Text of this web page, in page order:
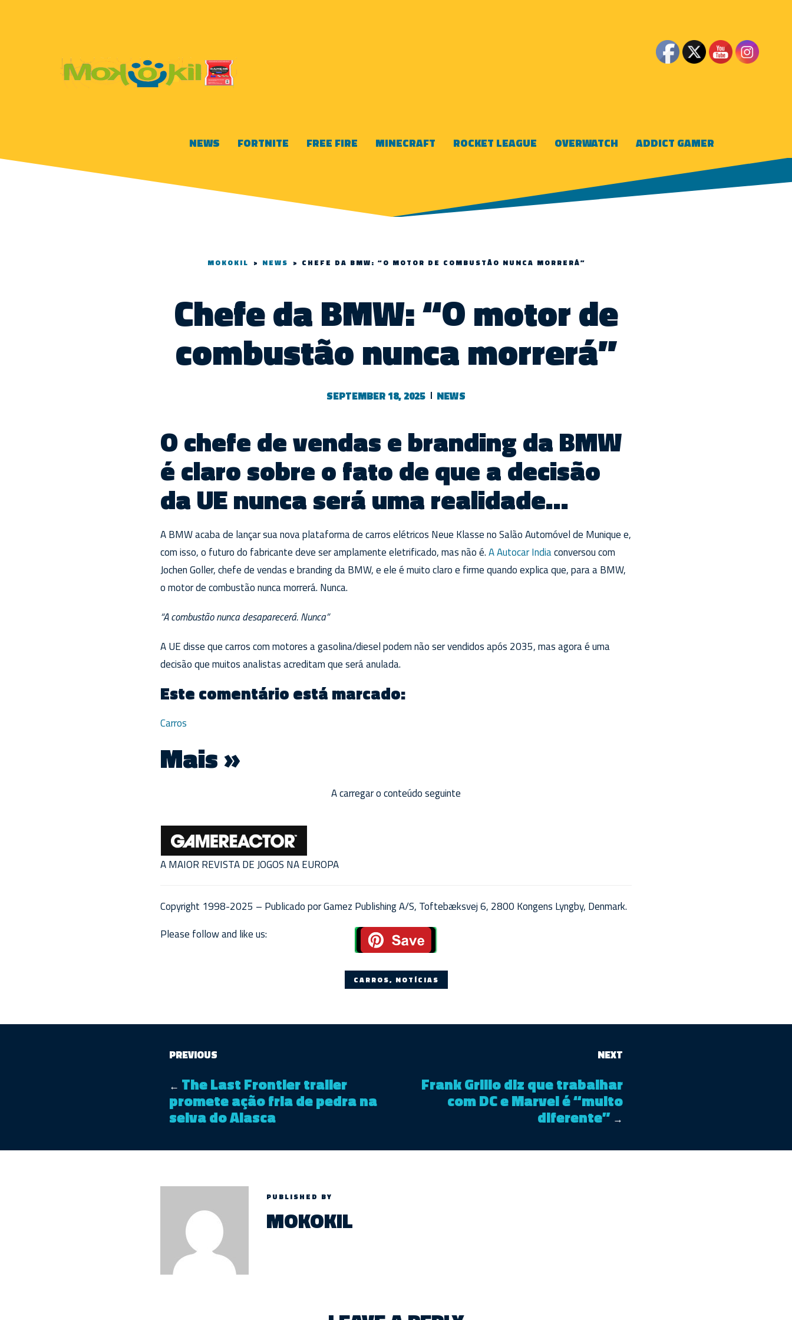
NEWS FORTNITE FREE FIRE MINECRAFT ROCKET LEAGUE OVERWATCH ADDICT GAMER
MOKOKIL > NEWS > CHEFE DA BMW: “O MOTOR DE COMBUSTÃO NUNCA MORRERÁ”
Chefe da BMW: “O motor de
combustão nunca morrerá”
SEPTEMBER 18, 2025 NEWS
O chefe de vendas e branding da BMW
é claro sobre o fato de que a decisão
da UE nunca será uma realidade…
A BMW acaba de lançar sua nova plataforma de carros elétricos Neue Klasse no Salão Automóvel de Munique e,
com isso, o futuro do fabricante deve ser amplamente eletrificado, mas não é.A Autocar Indiaconversou com
Jochen Goller, chefe de vendas e branding da BMW, e ele é muito claro e firme quando explica que, para a BMW,
o motor de combustão nunca morrerá. Nunca.
“A combustão nunca desaparecerá. Nunca”
A UE disse que carros com motores a gasolina/diesel podem não ser vendidos após 2035, mas agora é uma
decisão que muitos analistas acreditam que será anulada.
Este comentário está marcado:
Carros
Mais »
A carregar o conteúdo seguinte
A MAIOR REVISTA DE JOGOS NA EUROPA
Copyright 1998-2025 – Publicado por Gamez Publishing A/S, Toftebæksvej 6, 2800 Kongens Lyngby, Denmark.
Please follow and like us:
CARROS, NOTÍCIAS
PREVIOUS
← The Last Frontier trailer
promete ação fria de pedra na
selva do Alasca
NEXT
Frank Grillo diz que trabalhar
com DC e Marvel é “muito
diferente” →
PUBLISHED BY
MOKOKIL